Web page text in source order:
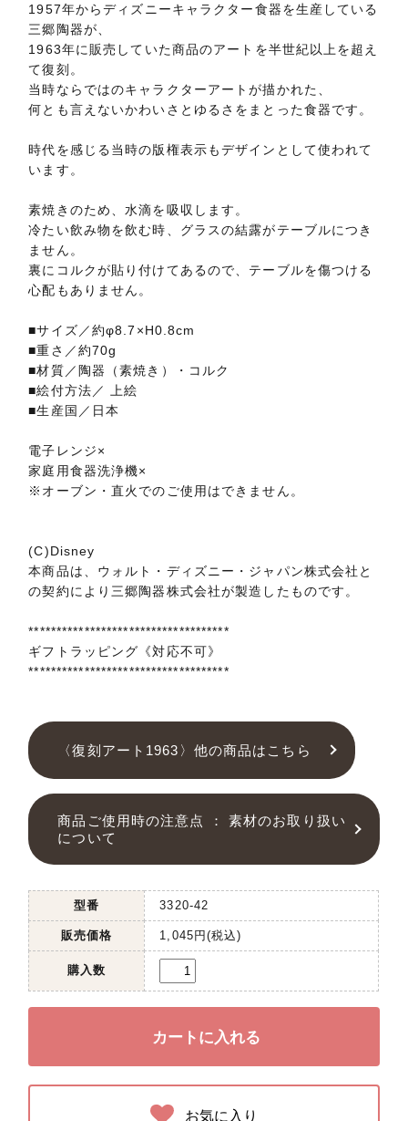
1957年からディズニーキャラクター食器を生産している
三郷陶器が、
1963年に販売していた商品のアートを半世紀以上を超え
て復刻。
当時ならではのキャラクターアートが描かれた、
何とも言えないかわいさとゆるさをまとった食器です。
時代を感じる当時の版権表示もデザインとして使われて
います。
素焼きのため、水滴を吸収します。
冷たい飲み物を飲む時、グラスの結露がテーブルにつき
ません。
裏にコルクが貼り付けてあるので、テーブルを傷つける
心配もありません。
■サイズ／約φ8.7×H0.8cm
■重さ／約70g
■材質／陶器（素焼き）・コルク
■絵付方法／ 上絵
■生産国／日本
電子レンジ×
家庭用食器洗浄機×
※オーブン・直火でのご使用はできません。
(C)Disney
本商品は、ウォルト・ディズニー・ジャパン株式会社と
の契約により三郷陶器株式会社が製造したものです。
************************************
ギフトラッピング《対応不可》
************************************
〈復刻アート1963〉他の商品はこちら
商品ご使用時の注意点 ： 素材のお取り扱い
について
型番 3320-42
販売価格 1,045円(税込)
購入数
お気に入り